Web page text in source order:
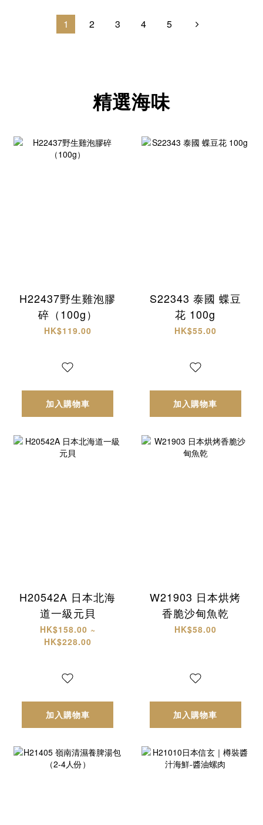
1 2 3 4 5
精選海味
H22437野生雞泡膠
碎（100g）
HK$119.00
加入購物車
S22343 泰國 蝶豆
花 100g
HK$55.00
加入購物車
H20542A 日本北海
道一級元貝
HK$158.00 ~
HK$228.00
加入購物車
W21903 日本烘烤
香脆沙甸魚乾
HK$58.00
加入購物車